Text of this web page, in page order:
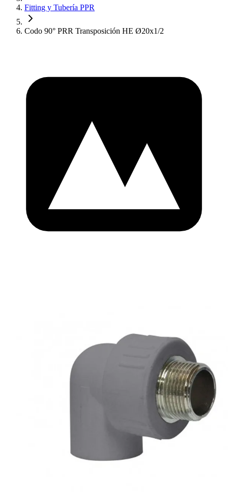
Fitting y Tubería PPR
Codo 90° PRR Transposición HE Ø20x1/2